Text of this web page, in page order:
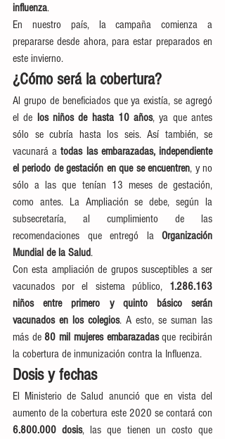
influenza.
En nuestro país, la campaña comienza a
prepararse desde ahora, para estar preparados en
este invierno.
¿Cómo será la cobertura?
Al grupo de beneficiados que ya existía, se agregó
el de los niños de hasta 10 años, ya que antes
sólo se cubría hasta los seis. Así también, se
vacunará a todas las embarazadas, independiente
el periodo de gestación en que se encuentren, y no
sólo a las que tenían 13 meses de gestación,
como antes. La Ampliación se debe, según la
subsecretaría, al cumplimiento de las
recomendaciones que entregó la Organización
Mundial de la Salud.
Con esta ampliación de grupos susceptibles a ser
vacunados por el sistema público, 1.286.163
niños entre primero y quinto básico serán
vacunados en los colegios. A esto, se suman las
más de 80 mil mujeres embarazadas que recibirán
la cobertura de inmunización contra la Influenza.
Dosis y fechas
El Ministerio de Salud anunció que en vista del
6.800.000 dosis, las que tienen un costo que